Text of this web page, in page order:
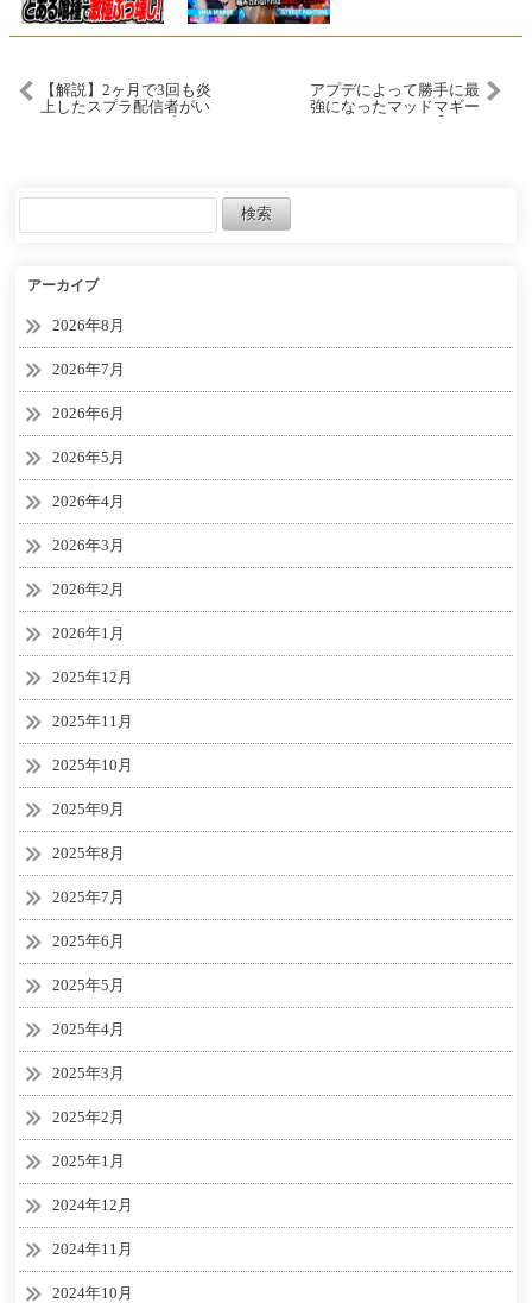
【解説】2ヶ月で3回も炎
上したスプラ配信者がい
アプデによって勝手に最
強になったマッドマギー
アーカイブ
2026年8月
2026年7月
2026年6月
2026年5月
2026年4月
2026年3月
2026年2月
2026年1月
2025年12月
2025年11月
2025年10月
2025年9月
2025年8月
2025年7月
2025年6月
2025年5月
2025年4月
2025年3月
2025年2月
2025年1月
2024年12月
2024年11月
2024年10月